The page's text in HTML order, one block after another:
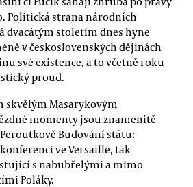
Politická strana národních
dvacátým stoletím dnes hyne
v československých dějinách
své existence, a to včetně roku
proud.
skvělým Masarykovým
momenty jsou znamenitě
Budování státu:
ve Versaille, tak
s nabubřelými a mimo
Poláky.